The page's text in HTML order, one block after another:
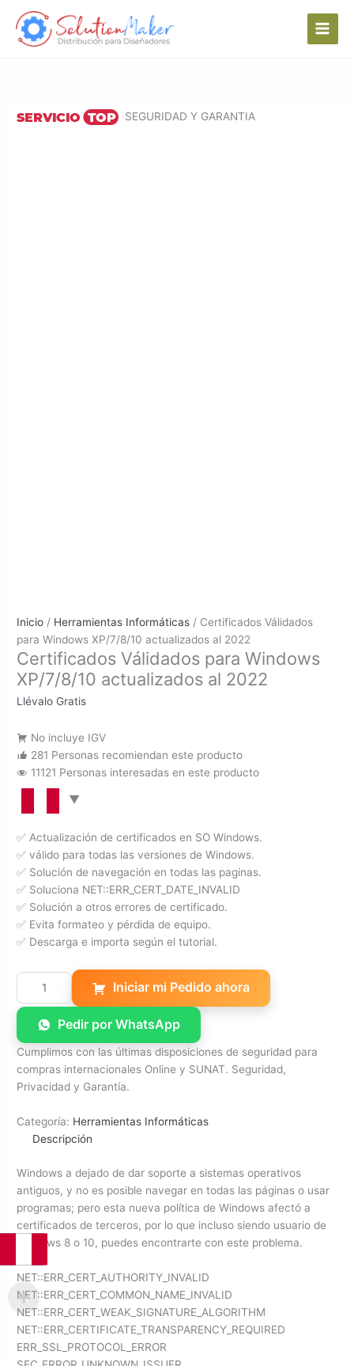
contenido
SEGURIDAD Y GARANTIA
Inicio / Herramientas Informáticas / Certificados Válidados
para Windows XP/7/8/10 actualizados al 2022
Certificados Válidados para Windows
XP/7/8/10 actualizados al 2022
Llévalo Gratis
No incluye IGV
281 Personas recomiendan este producto
11121 Personas interesadas en este producto
✅ Actualización de certificados en SO Windows.
✅ válido para todas las versiones de Windows.
✅ Solución de navegación en todas las paginas.
✅ Soluciona NET::ERR_CERT_DATE_INVALID
✅ Solución a otros errores de certificado.
✅ Evita formateo y pérdida de equipo.
✅ Descarga e importa según el tutorial.
Certificados
Válidados
para
Windows
XP/7/8/10
actualizados
al
cantidad
Iniciar mi Pedido ahora
Pedir por WhatsApp
Cumplimos con las últimas disposiciones de seguridad para
compras internacionales Online y SUNAT. Seguridad,
Privacidad y Garantía.
Categoría: Herramientas Informáticas
Descripción
Windows a dejado de dar soporte a sistemas operativos
antiguos, y no es posible navegar en todas las páginas o usar
programas; pero esta nueva política de Windows afectó a
certificados de terceros, por lo que incluso siendo usuario de
windows 8 o 10, puedes encontrarte con este problema.
NET::ERR_CERT_AUTHORITY_INVALID
NET::ERR_CERT_COMMON_NAME_INVALID
NET::ERR_CERT_WEAK_SIGNATURE_ALGORITHM
NET::ERR_CERTIFICATE_TRANSPARENCY_REQUIRED
ERR_SSL_PROTOCOL_ERROR